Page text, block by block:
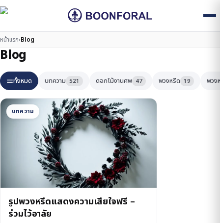
หน้าแรก›Blog
Blog
ทั้งหมด บทความ 521 ดอกไม้งานศพ 47 พวงหรีด 19 พวง
บทความ
รูปพวงหรีดแสดงความเสียใจฟรี –
ร่วมไว้อาลัย